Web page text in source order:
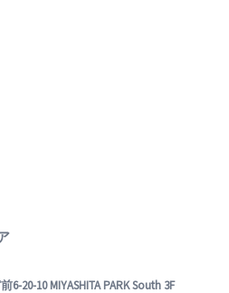
20-10 MIYASHITA PARK South 3F